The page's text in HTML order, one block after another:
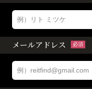
メールアドレス 必須